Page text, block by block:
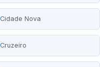
Cidade Nova
Cruzeiro